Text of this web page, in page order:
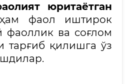
юритаётган
фаол иштирок
фаоллик ва соғлом
тарғиб қилишга ўз